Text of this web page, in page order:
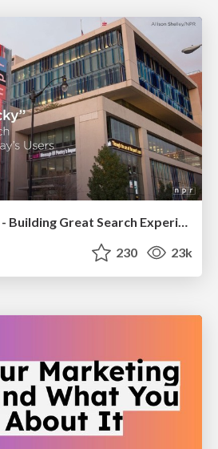
"I'm Feeling Lucky" - Building Great Search Experiences for Today's Users (#IAC19)
230 23k